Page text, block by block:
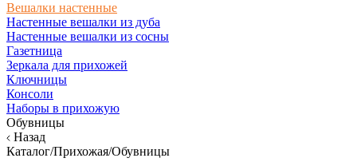
Вешалки настенные
Настенные вешалки из дуба
Настенные вешалки из сосны
Газетница
Зеркала для прихожей
Ключницы
Консоли
Наборы в прихожую
Обувницы
Назад
Каталог/Прихожая/Обувницы